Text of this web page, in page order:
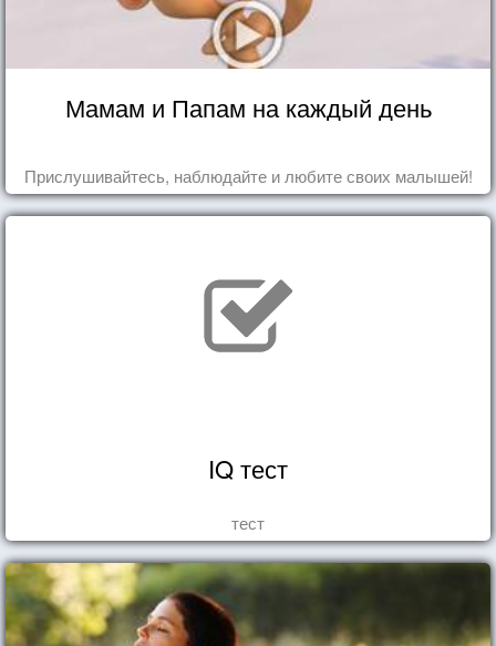
Мамам и Папам на каждый день
Прислушивайтесь, наблюдайте и любите своих малышей!
IQ тест
тест